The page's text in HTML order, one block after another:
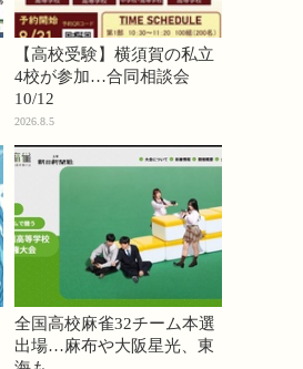
【高校受験】横須賀の私立
4校が参加…合同相談会
10/12
2026.8.5
全国高校麻雀32チーム本選
出場…麻布や大阪星光、東